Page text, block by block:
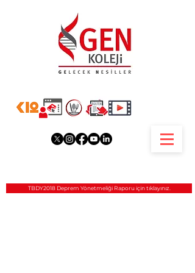
TBDY2018 Deprem Yönetmeliği Raporu için tıklayınız.